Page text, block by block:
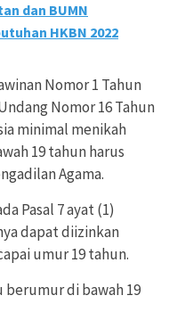
dan BUMN
HKBN 2022
Nomor 1 Tahun
Nomor 16 Tahun
minimal menikah
19 tahun harus
Agama.
Pasal 7 ayat (1)
dapat diizinkan
umur 19 tahun.
berumur di bawah 19